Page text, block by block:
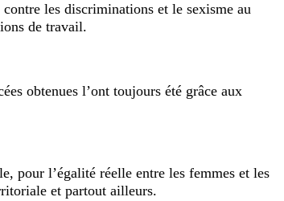
les discriminations et le sexisme au
de travail.
obtenues l’ont toujours été grâce aux
pour l’égalité réelle entre les femmes et les
et partout ailleurs.